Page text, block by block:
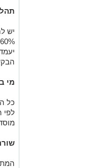
מי
לפי